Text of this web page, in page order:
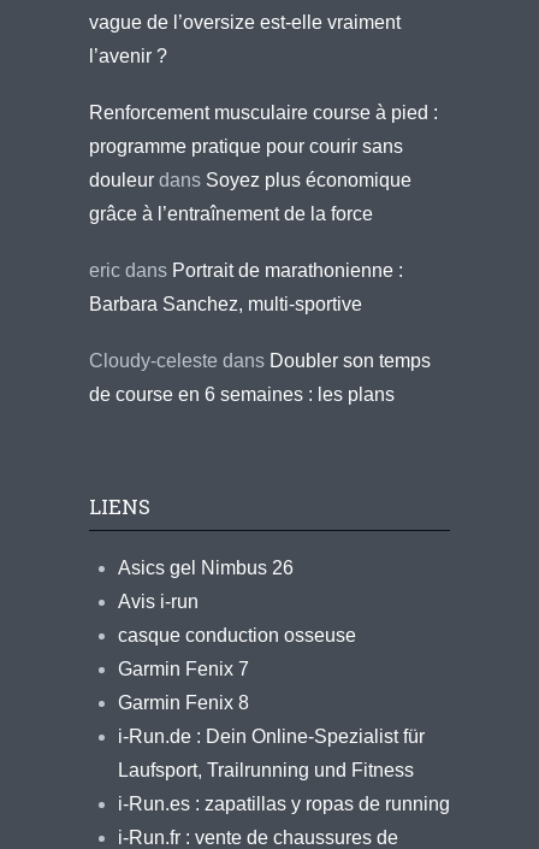
vague de l’oversize est-elle vraiment
l’avenir ?
Renforcement musculaire course à pied :
programme pratique pour courir sans
douleur dans Soyez plus économique
grâce à l’entraînement de la force
eric dans Portrait de marathonienne :
Barbara Sanchez, multi-sportive
Cloudy-celeste dans Doubler son temps
de course en 6 semaines : les plans
LIENS
Asics gel Nimbus 26
Avis i-run
casque conduction osseuse
Garmin Fenix 7
Garmin Fenix 8
i-Run.de : Dein Online-Spezialist für
Laufsport, Trailrunning und Fitness
i-Run.es : zapatillas y ropas de running
i-Run.fr : vente de chaussures de